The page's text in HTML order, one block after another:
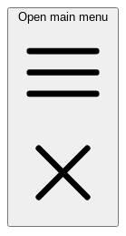
Open main menu